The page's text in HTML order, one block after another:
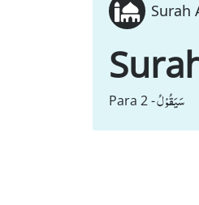
Surah
Para 2 -سَیَقُوْلُ